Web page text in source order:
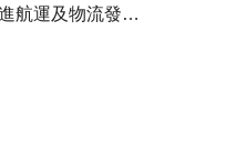
航運及物流發展
柏物流分別簽